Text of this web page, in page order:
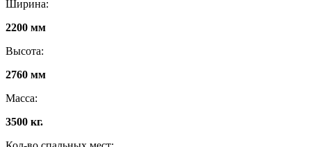
Ширина:
2200 мм
Высота:
2760 мм
Масса:
3500 кг.